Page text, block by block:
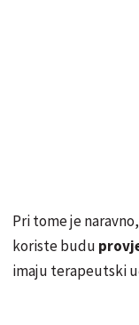
Pri tome je
koriste budu
imaju terapeutski